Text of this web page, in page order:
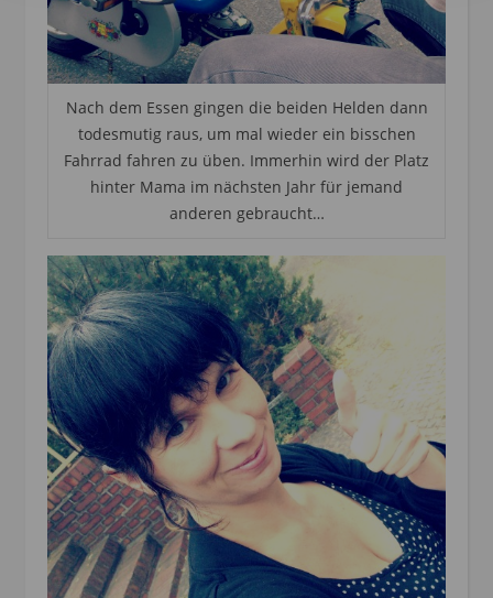
Nach dem Essen gingen die beiden Helden dann
todesmutig raus, um mal wieder ein bisschen
Fahrrad fahren zu üben. Immerhin wird der Platz
hinter Mama im nächsten Jahr für jemand
anderen gebraucht…